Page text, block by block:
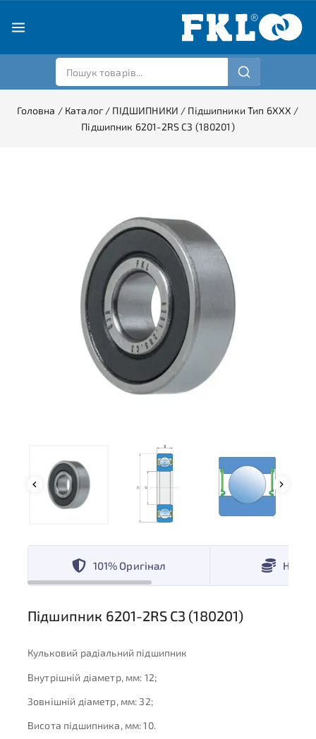
Головна / Каталог / ПІДШИПНИКИ / Підшипники Тип 6XXX /
Підшипник 6201-2RS С3 (180201)
101% Оригінал
Підшипник 6201-2RS С3 (180201)
Кульковий радіальний підшипник
Внутрішній діаметр, мм: 12;
Зовнішній діаметр, мм: 32;
Висота підшипника, мм: 10.